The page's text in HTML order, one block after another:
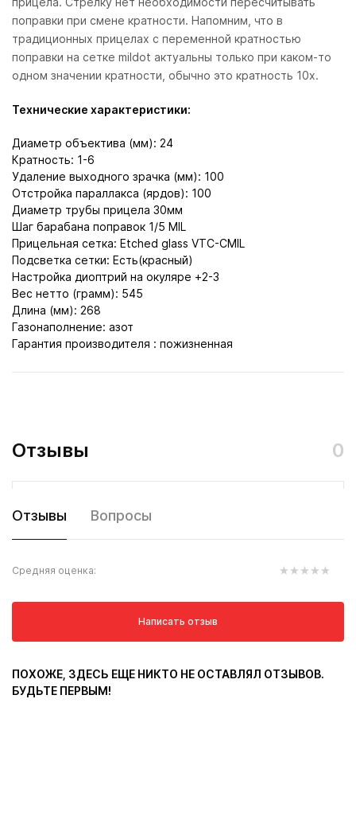
поправки при смене кратности. Напомним, что в
традиционных прицелах с переменной кратностью
поправки на сетке mildot актуальны только при каком-то
одном значении кратности, обычно это кратность 10х.
Технические характеристики:
Диаметр объектива (мм): 24
Кратность: 1-6
Удаление выходного зрачка (мм): 100
Отстройка параллакса (ярдов): 100
Диаметр трубы прицела 30мм
Шаг барабана поправок 1/5 MIL
Прицельная сетка: Etched glass VTC-CMIL
Подсветка сетки: Есть(красный)
Настройка диоптрий на окуляре +2-3
Вес нетто (грамм): 545
Длина (мм): 268
Газонаполнение: азот
Гарантия производителя : пожизненная
Отзывы 0
Отзывы Вопросы
Средняя оценка:
Написать отзыв
ПОХОЖЕ, ЗДЕСЬ ЕЩЕ НИКТО НЕ ОСТАВЛЯЛ ОТЗЫВОВ.
БУДЬТЕ ПЕРВЫМ!